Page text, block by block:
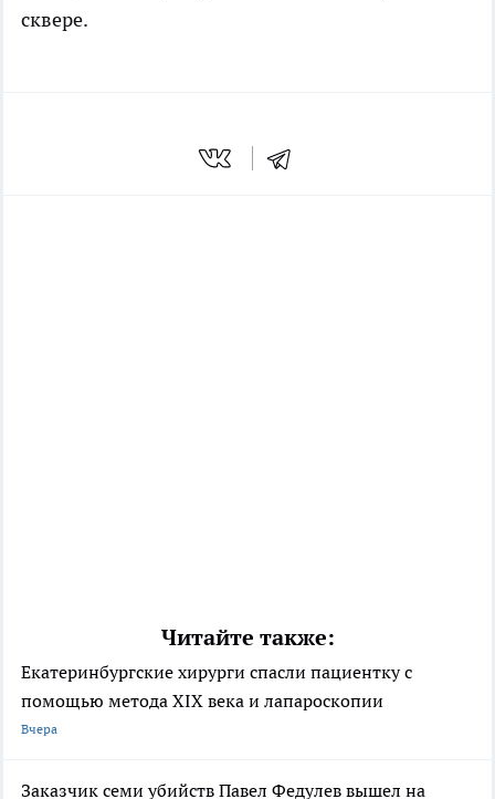
сквере.
Читайте также:
Екатеринбургские хирурги спасли пациентку с
помощью метода XIX века и лапароскопии
Вчера
Заказчик семи убийств Павел Федулев вышел на